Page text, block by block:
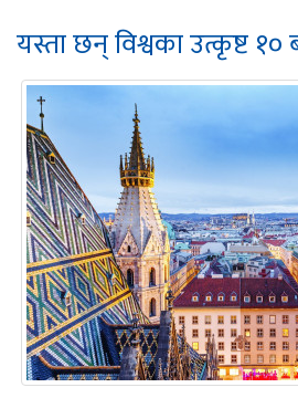
यस्ता छन् विश्वका उत्कृष्ट